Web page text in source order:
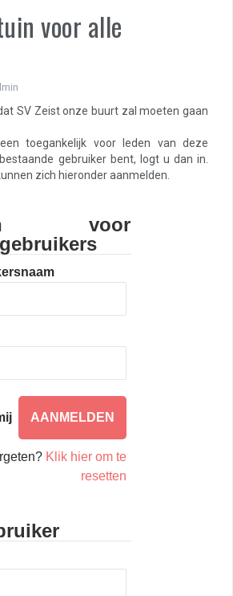
voor alle
SV Zeist onze buurt zal moeten gaan
toegankelijk voor leden van deze
gebruiker bent, logt u dan in.
zich hieronder aanmelden.
voor
Klik hier om te
resetten